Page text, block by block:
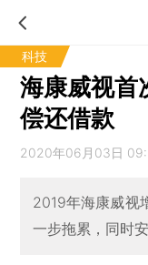
科技
海康威视首
偿还借款
2020年06月03日
2019年海康威视
一步拖累，同时